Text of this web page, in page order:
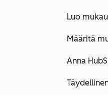
Luo
Määritä
Anna